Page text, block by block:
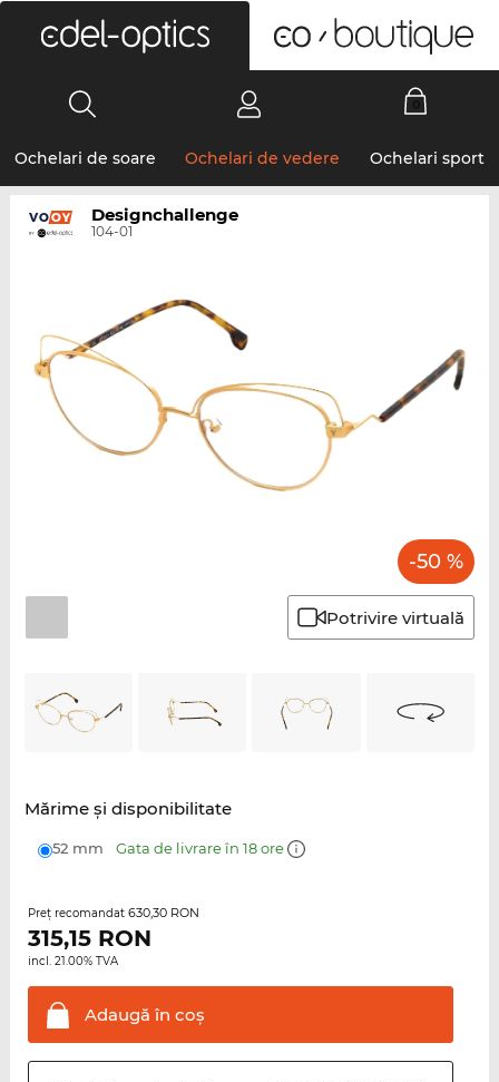
Ochelari de soare Ochelari de vedere Ochelari sport
Designchallenge
104-01
-50 %
Potrivire virtuală
Mărime şi disponibilitate
52 mm Gata de livrare în 18 ore
Preţ recomandat 630,30 RON
315,15RON
incl. 21.00% TVA
Adaugă în coş